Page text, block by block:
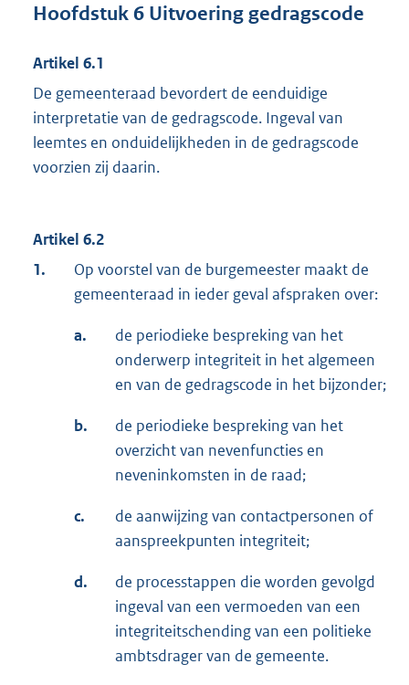
Hoofdstuk 6 Uitvoering gedragscode
Artikel 6.1
De gemeenteraad bevordert de eenduidige
interpretatie van de gedragscode. Ingeval van
leemtes en onduidelijkheden in de gedragscode
voorzien zij daarin.
Artikel 6.2
1.
Op voorstel van de burgemeester maakt de
gemeenteraad in ieder geval afspraken over:
a.
de periodieke bespreking van het
onderwerp integriteit in het algemeen
en van de gedragscode in het bijzonder;
b.
de periodieke bespreking van het
overzicht van nevenfuncties en
neveninkomsten in de raad;
c.
de aanwijzing van contactpersonen of
aanspreekpunten integriteit;
d.
de processtappen die worden gevolgd
ingeval van een vermoeden van een
integriteitschending van een politieke
ambtsdrager van de gemeente.